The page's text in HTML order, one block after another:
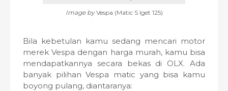
Image byVespa (Matic S Iget 125)
Bila kebetulan kamu sedang mencari motor
merek Vespa dengan harga murah, kamu bisa
mendapatkannya secara bekas di OLX. Ada
banyak pilihan Vespa matic yang bisa kamu
boyong pulang, diantaranya: